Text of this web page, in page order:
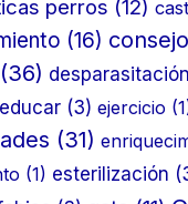
perros (12)
(16)
(36) desparasitación
educar (3) ejercicio
(31)
(1) esterilización